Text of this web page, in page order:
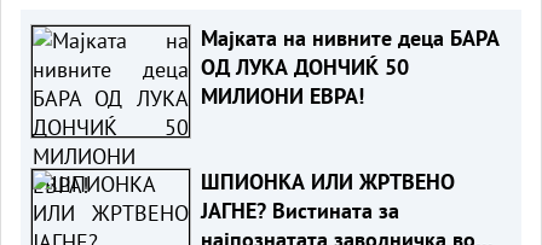
Мајката на нивните деца БАРА
ОД ЛУКА ДОНЧИЌ 50
МИЛИОНИ ЕВРА!
ШПИОНКА ИЛИ ЖРТВЕНО
ЈАГНЕ? Вистината за
најпознатата заводничка во